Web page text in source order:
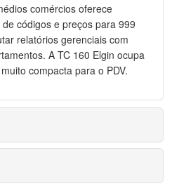
comércios oferece
códigos e preços para 999
relatórios gerenciais com
A TC 160 Elgin ocupa
compacta para o PDV.